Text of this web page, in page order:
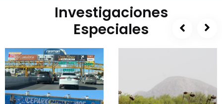
Investigaciones
Especiales